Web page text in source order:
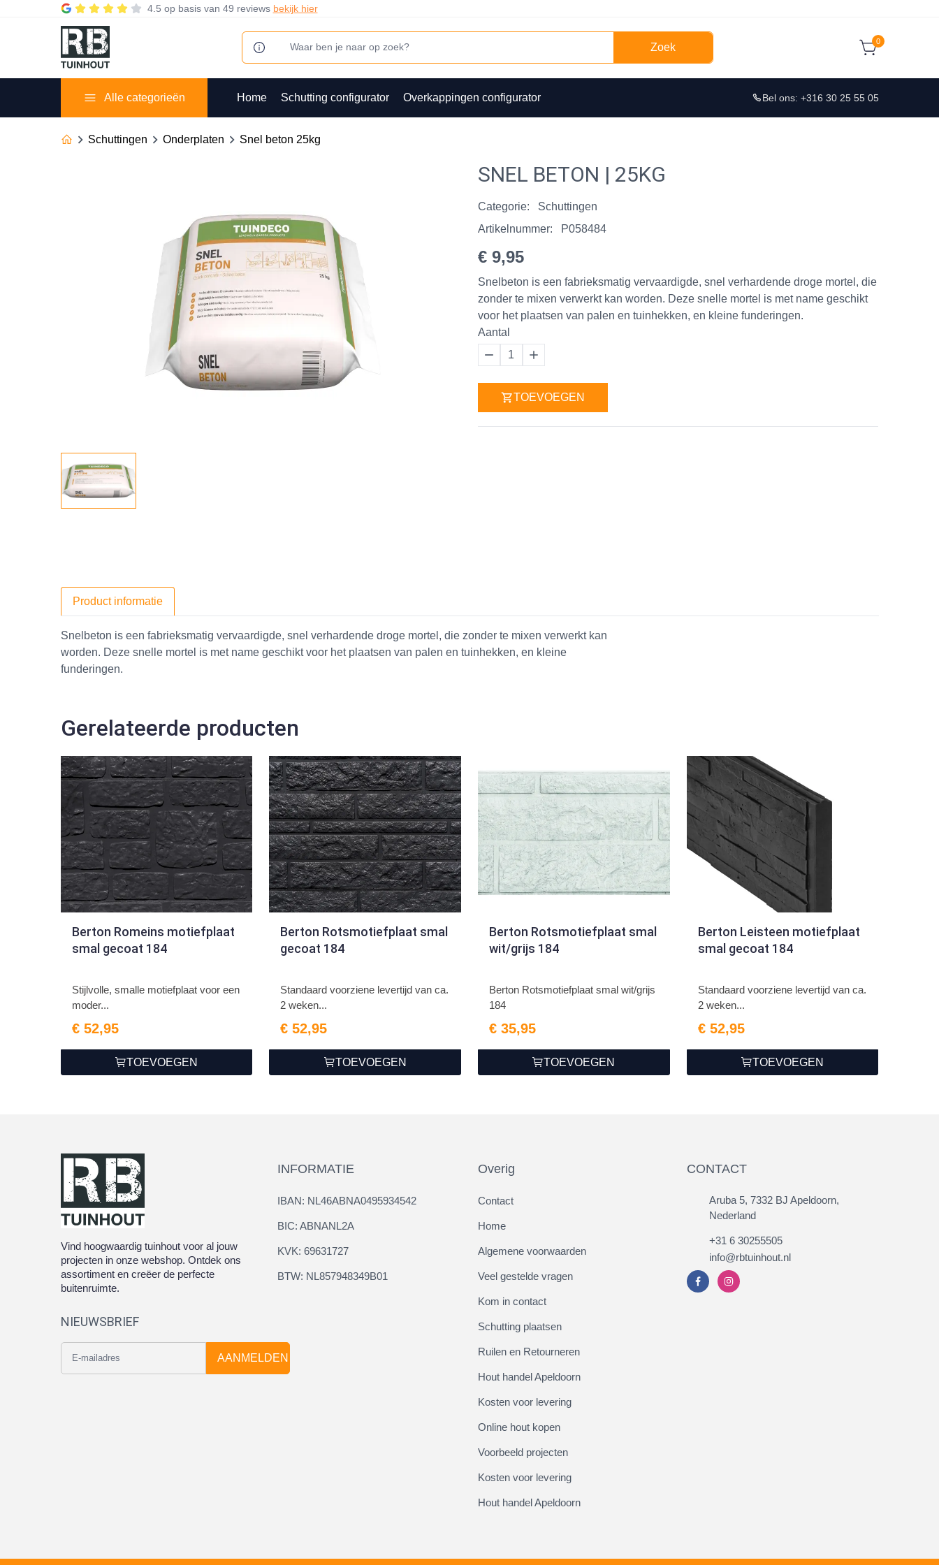
4.5 op basis van 49 reviews bekijk hier
Zoek 0
Alle categorieën Home Schutting configurator Overkappingen configurator Bel ons: +316 30 25 55 05
Schuttingen Onderplaten Snel beton 25kg
SNEL BETON | 25KG
Categorie:
Schuttingen
Artikelnummer:
P058484
€ 9,95
Snelbeton is een fabrieksmatig vervaardigde, snel verhardende droge mortel, die
zonder te mixen verwerkt kan worden. Deze snelle mortel is met name geschikt
voor het plaatsen van palen en tuinhekken, en kleine funderingen.
Aantal
1
TOEVOEGEN
Product informatie
Snelbeton is een fabrieksmatig vervaardigde, snel verhardende droge mortel, die zonder te mixen verwerkt kan
worden. Deze snelle mortel is met name geschikt voor het plaatsen van palen en tuinhekken, en kleine
funderingen.
Gerelateerde producten
Berton Romeins motiefplaat
smal gecoat 184
Stijlvolle, smalle motiefplaat voor een
moder...
€ 52,95
TOEVOEGEN
Berton Rotsmotiefplaat smal
gecoat 184
Standaard voorziene levertijd van ca.
2 weken...
€ 52,95
TOEVOEGEN
Berton Rotsmotiefplaat smal
wit/grijs 184
Berton Rotsmotiefplaat smal wit/grijs
184
€ 35,95
TOEVOEGEN
Berton Leisteen motiefplaat
smal gecoat 184
Standaard voorziene levertijd van ca.
2 weken...
€ 52,95
TOEVOEGEN
Vind hoogwaardig tuinhout voor al jouw
projecten in onze webshop. Ontdek ons
assortiment en creëer de perfecte
buitenruimte.
NIEUWSBRIEF
AANMELDEN
INFORMATIE
IBAN: NL46ABNA0495934542
BIC: ABNANL2A
KVK: 69631727
BTW: NL857948349B01
Overig
Contact
Home
Algemene voorwaarden
Veel gestelde vragen
Kom in contact
Schutting plaatsen
Ruilen en Retourneren
Hout handel Apeldoorn
Kosten voor levering
Online hout kopen
Voorbeeld projecten
Kosten voor levering
Hout handel Apeldoorn
CONTACT
Aruba 5, 7332 BJ Apeldoorn,
Nederland
+31 6 30255505
info@rbtuinhout.nl